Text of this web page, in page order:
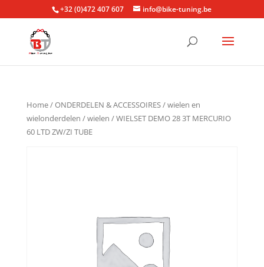
+32 (0)472 407 607 info@bike-tuning.be
Home/ONDERDELEN & ACCESSOIRES/wielen en
wielonderdelen /wielen / WIELSET DEMO 28 3T MERCURIO
60 LTD ZW/ZI TUBE